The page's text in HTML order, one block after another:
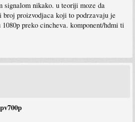
signalom nikako. u teoriji moze da
broj proizvodjaca koji to podrzavaju je
preko cincheva. komponent/hdmi ti